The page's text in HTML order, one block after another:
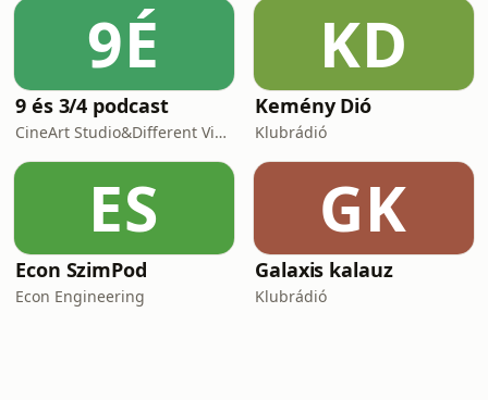
9É
9 és 3/4 podcast
CineArt Studio&Different View Production
KD
Kemény Dió
Klubrádió
ES
Econ SzimPod
Econ Engineering
GK
Galaxis kalauz
Klubrádió